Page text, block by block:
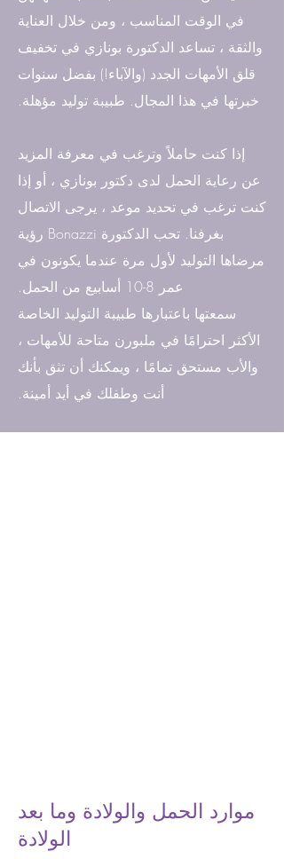
في الوقت المناسب ، ومن خلال العناية
والثقة ، تساعد الدكتورة بونازي في تخفيف
قلق الأمهات الجدد (والآباء!) بفضل سنوات
خبرتها في هذا المجال. طبيبة توليد مؤهلة.
إذا كنت حاملاً وترغب في معرفة المزيد
عن رعاية الحمل لدى دكتور بونازي ، أو إذا
كنت ترغب في تحديد موعد ، يرجى الاتصال
بغرفنا. تحب الدكتورة Bonazzi رؤية
مرضاها التوليد لأول مرة عندما يكونون في
عمر 8-10 أسابيع من الحمل.
سمعتها باعتبارها طبيبة التوليد الخاصة
الأكثر احترامًا في ملبورن متاحة للأمهات ،
والأب مستحق تمامًا ، ويمكنك أن تثق بأنك
أنت وطفلك في أيد أمينة.
موارد الحمل والولادة وما بعد
الولادة